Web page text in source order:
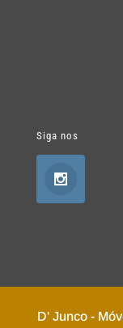
Siga nos
D' Junco -